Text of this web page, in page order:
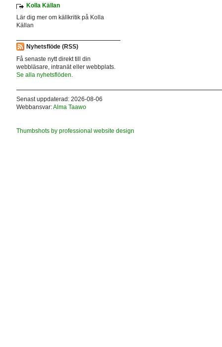
Kolla Källan
Lär dig mer om källkritik på Kolla
Källan
Nyhetsflöde (RSS)
Få senaste nytt direkt till din
webbläsare, intranät eller webbplats.
Se alla nyhetsflöden.
Senast uppdaterad: 2026-08-06
Webbansvar:Alma Taawo
Thumbshots by professional website design